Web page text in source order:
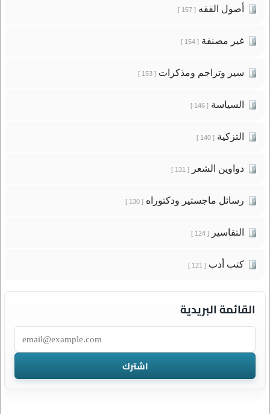
أصول الفقه[ 157 ]
غير مصنفة[ 154 ]
سير وتراجم ومذكرات[ 153 ]
السياسة[ 146 ]
التزكية[ 140 ]
دواوين الشعر[ 131 ]
رسائل ماجستير ودكتوراه[ 130 ]
التفاسير[ 124 ]
كتب أدب[ 121 ]
القائمة البريدية